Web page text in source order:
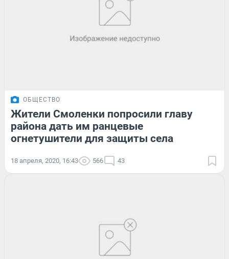
ОБЩЕСТВО
Жители Смоленки попросили главу
района дать им ранцевые
огнетушители для защиты села
18 апреля, 2020, 16:43 566 43